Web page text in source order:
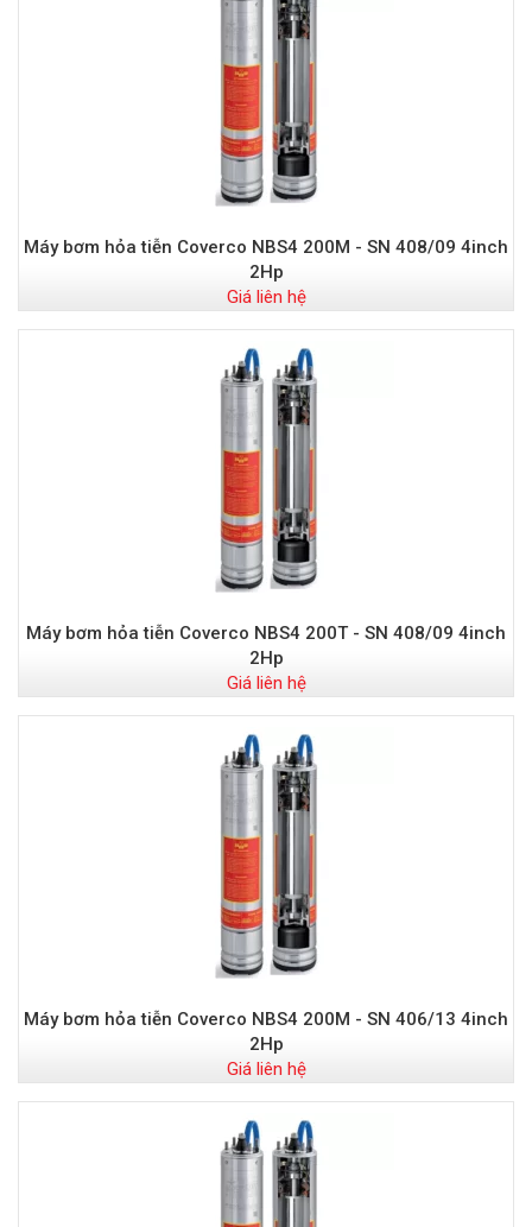
Máy bơm hỏa tiễn Coverco NBS4 200M - SN 408/09 4inch
2Hp
Giá liên hệ
Máy bơm hỏa tiễn Coverco NBS4 200T - SN 408/09 4inch
2Hp
Giá liên hệ
Máy bơm hỏa tiễn Coverco NBS4 200M - SN 406/13 4inch
2Hp
Giá liên hệ